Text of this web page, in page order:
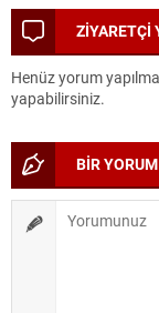
GELEN DESTEĞİ
ZİYARETÇİ
Henüz yorum
yapabilirsiniz.
BİR